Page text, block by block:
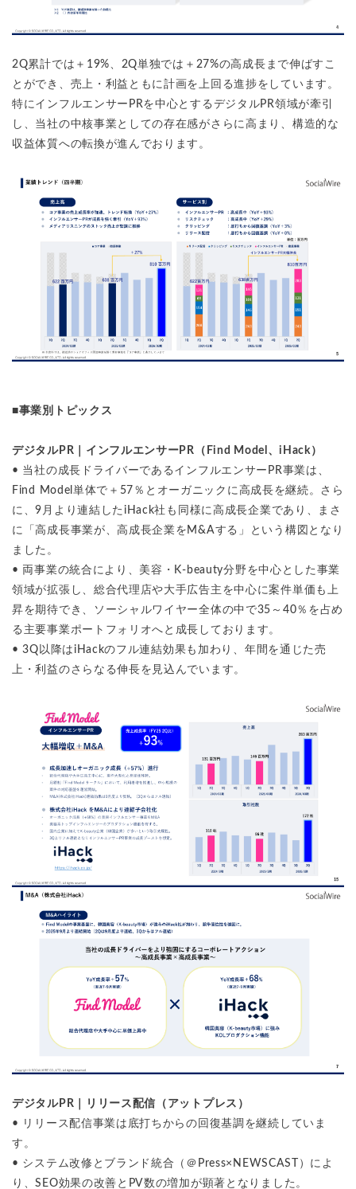
2Q累計では＋19%、2Q単独では＋27%の高成長まで伸ばすこ
とができ、売上・利益ともに計画を上回る進捗をしています。
特にインフルエンサーPRを中心とするデジタルPR領域が牽引
し、当社の中核事業としての存在感がさらに高まり、構造的な
収益体質への転換が進んでおります。
■事業別トピックス
デジタルPR｜インフルエンサーPR（Find Model、iHack）
• 当社の成長ドライバーであるインフルエンサーPR事業は、
Find Model単体で＋57％とオーガニックに高成長を継続。さら
に、9月より連結したiHack社も同様に高成長企業であり、まさ
に「高成長事業が、高成長企業をM&Aする」という構図となり
ました。
• 両事業の統合により、美容・K-beauty分野を中心とした事業
領域が拡張し、総合代理店や大手広告主を中心に案件単価も上
昇を期待でき、ソーシャルワイヤー全体の中で35～40％を占め
る主要事業ポートフォリオへと成長しております。
• 3Q以降はiHackのフル連結効果も加わり、年間を通じた売
上・利益のさらなる伸長を見込んでいます。
デジタルPR｜リリース配信（アットプレス）
• リリース配信事業は底打ちからの回復基調を継続していま
す。
• システム改修とブランド統合（＠Press×NEWSCAST）によ
り、SEO効果の改善とPV数の増加が顕著となりました。